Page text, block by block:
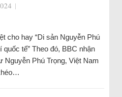
|
cho hay “Di sản Nguyễn Phú
tế” Theo đó, BBC nhận
Phú Trọng, Việt Nam